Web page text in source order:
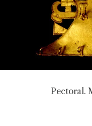
Pectoral.